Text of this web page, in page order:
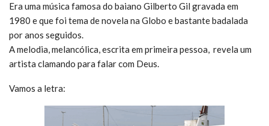
Era uma música famosa do baiano Gilberto Gil gravada em
1980 e que foi tema de novela na Globo e bastante badalada
por anos seguidos.
A melodia, melancólica, escrita em primeira pessoa, revela um
artista clamando para falar com Deus.
Vamos a letra: